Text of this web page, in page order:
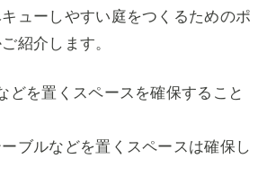
ューしやすい庭をつくるためのポ
紹介します。
どを置くスペースを確保すること
ブルなどを置くスペースは確保し